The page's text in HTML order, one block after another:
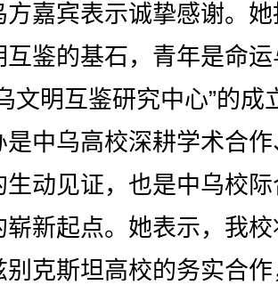
方嘉宾表示诚挚感谢。
互鉴的基石，青年是命
文明互鉴研究中心”的成
是中乌高校深耕学术合
生动见证，也是中乌校
崭新起点。她表示，我
别克斯坦高校的务实合